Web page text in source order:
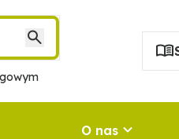
O nas